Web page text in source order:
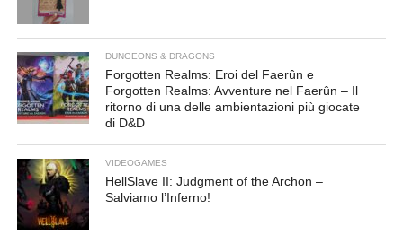
DUNGEONS & DRAGONS
Forgotten Realms: Eroi del Faerûn e
Forgotten Realms: Avventure nel Faerûn – Il
ritorno di una delle ambientazioni più giocate
di D&D
VIDEOGAMES
HellSlave II: Judgment of the Archon –
Salviamo l’Inferno!